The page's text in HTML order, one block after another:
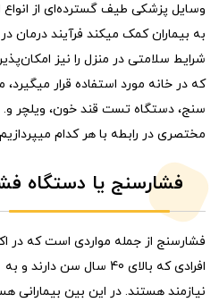
وسایل پزشکی طیف گسترده‌ای از انواع
به بیماران کمک میکند فرآیند درمان
شرایط سلامتی در منزل را نیز
که در خانه مورد استفاده قرار
سنج، دستگاه تست قند خون، ویلچر و.
مختصری در رابطه با هر کدام
فشارسنج یا دستگاه
فشارسنج از جمله مواردی است که در
افرادی که بالای 40 سال
نیازمند هستند. در این بین بیمارانی